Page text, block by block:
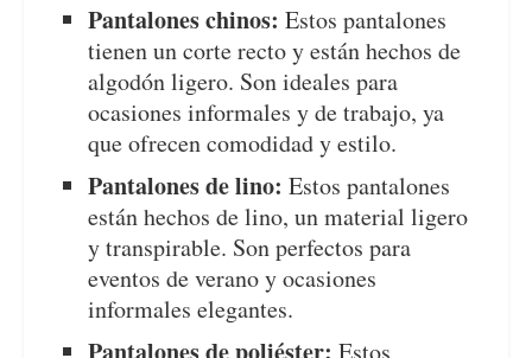
Pantalones chinos: Estos pantalones
tienen un corte recto y están hechos de
algodón ligero. Son ideales para
ocasiones informales y de trabajo, ya
que ofrecen comodidad y estilo.
Pantalones de lino: Estos pantalones
están hechos de lino, un material ligero
y transpirable. Son perfectos para
eventos de verano y ocasiones
informales elegantes.
Estos